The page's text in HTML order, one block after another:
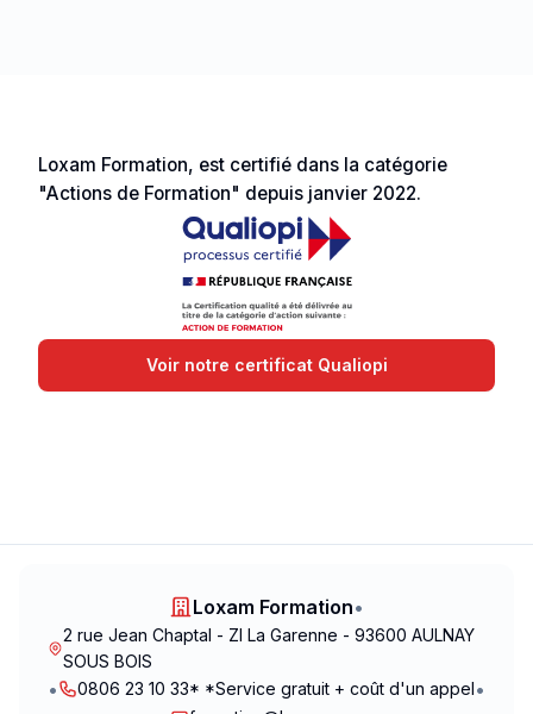
Loxam Formation, est certifié dans la catégorie
"Actions de Formation" depuis janvier 2022.
Voir notre certificat Qualiopi
Loxam Formation•
2 rue Jean Chaptal - ZI La Garenne - 93600 AULNAY
SOUS BOIS
• 0806 23 10 33* *Service gratuit + coût d'un appel•